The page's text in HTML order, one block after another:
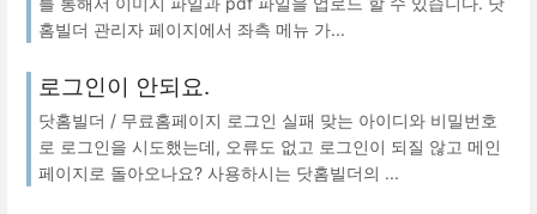
홈빌더 관리자 페이지에서 좌측 메뉴 가...
로그인이 안되요.
닷홈빌더 / 무료홈페이지 로그인 실패 맞는 아이디와 비밀번호
로 로그인을 시도했는데, 오류도 없고 로그인이 되질 않고 메인
페이지로 돌아오나요? 사용하시는 닷홈빌더의 ...